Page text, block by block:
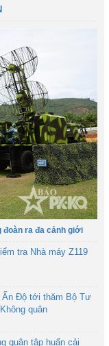
đoàn ra đa cảnh giới
tra Nhà máy Z119
Ấn Độ tới thăm Bộ Tư
quân
quân tập huấn cải